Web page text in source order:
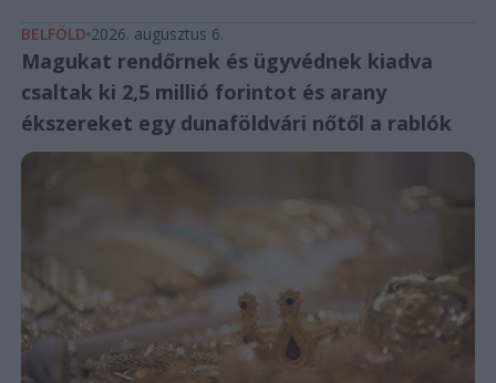
BELFÖLD 2026. augusztus 6.
Magukat rendőrnek és ügyvédnek kiadva
csaltak ki 2,5 millió forintot és arany
ékszereket egy dunaföldvári nőtől a rablók